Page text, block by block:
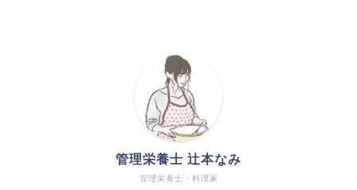
管理栄養士・料理家
管理栄養士 辻本なみ